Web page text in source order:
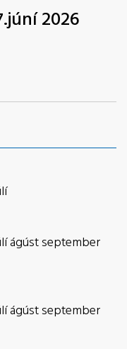
2026
ágústseptember
ágústseptember